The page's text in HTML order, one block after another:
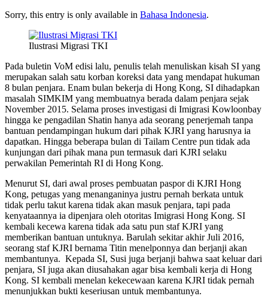
Sorry, this entry is only available in Bahasa Indonesia.
Ilustrasi Migrasi TKI
Pada buletin VoM edisi lalu, penulis telah menuliskan kisah SI yang
merupakan salah satu korban koreksi data yang mendapat hukuman
8 bulan penjara. Enam bulan bekerja di Hong Kong, SI dihadapkan
masalah SIMKIM yang membuatnya berada dalam penjara sejak
November 2015. Selama proses investigasi di Imigrasi Kowloonbay
hingga ke pengadilan Shatin hanya ada seorang penerjemah tanpa
bantuan pendampingan hukum dari pihak KJRI yang harusnya ia
dapatkan. Hingga beberapa bulan di Tailam Centre pun tidak ada
kunjungan dari pihak mana pun termasuk dari KJRI selaku
perwakilan Pemerintah RI di Hong Kong.
Menurut SI, dari awal proses pembuatan paspor di KJRI Hong
Kong, petugas yang menanganinya justru pernah berkata untuk
tidak perlu takut karena tidak akan masuk penjara, tapi pada
kenyataannya ia dipenjara oleh otoritas Imigrasi Hong Kong. SI
kembali kecewa karena tidak ada satu pun staf KJRI yang
memberikan bantuan untuknya. Barulah sekitar akhir Juli 2016,
seorang staf KJRI bernama Titin menelponnya dan berjanji akan
membantunya. Kepada SI, Susi juga berjanji bahwa saat keluar dari
penjara, SI juga akan diusahakan agar bisa kembali kerja di Hong
Kong. SI kembali menelan kekecewaan karena KJRI tidak pernah
menunjukkan bukti keseriusan untuk membantunya.